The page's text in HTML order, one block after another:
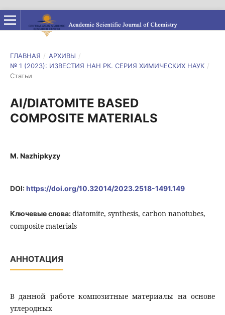
ГЛАВНАЯ / АРХИВЫ /
№ 1 (2023): ИЗВЕСТИЯ НАН РК. СЕРИЯ ХИМИЧЕСКИХ НАУК /
Статьи
Al/DIATOMITE BASED
COMPOSITE MATERIALS
M. Nazhipkyzy
DOI:https://doi.org/10.32014/2023.2518-1491.149
Ключевые слова:diatomite, synthesis, carbon nanotubes,
composite materials
АННОТАЦИЯ
В данной работе композитные материалы на основе
углеродных